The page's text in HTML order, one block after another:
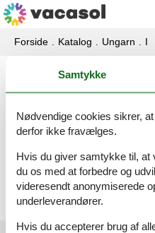
Forside Katalog Ungarn I
Katalog -
6 personer
Samtykke
Nødvendige cookies sikrer,
derfor ikke fravælges.
Hvis du giver samtykke til,
du os med at forbedre og
videresendt anonymiserede
underleverandører.
Hvis du accepterer brug af